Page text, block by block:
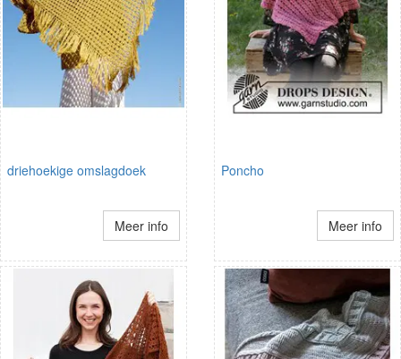
driehoekige omslagdoek
Meer info
Poncho
Meer info